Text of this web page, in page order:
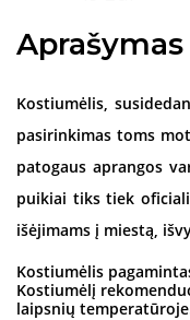
Aprašymas
Kostiumėlis,
pasirinkimas toms
patogaus aprangos
puikiai tiks tiek
išėjimams į miestą,
Kostiumėlis
Kostiumėlį
laipsnių